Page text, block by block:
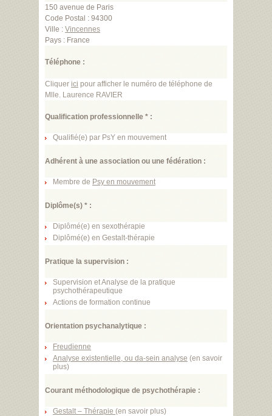
150 avenue de Paris
Code Postal : 94300
Ville : Vincennes
Pays : France
Téléphone :
Cliquer ici pour afficher le numéro de téléphone de
Mlle. Laurence RAVIER
Qualification professionnelle * :
Qualifié(e) par PsY en mouvement
Adhérent à une association ou une fédération :
Membre de Psy en mouvement
Diplôme(s) * :
Diplômé(e) en sexothérapie
Diplômé(e) en Gestalt-thérapie
Pratique la supervision :
Supervision et Analyse de la pratique
psychothérapeutique
Actions de formation continue
Orientation psychanalytique :
Freudienne
Analyse existentielle, ou da-sein analyse (en savoir
plus)
Courant méthodologique de psychothérapie :
Gestalt – Thérapie (en savoir plus)